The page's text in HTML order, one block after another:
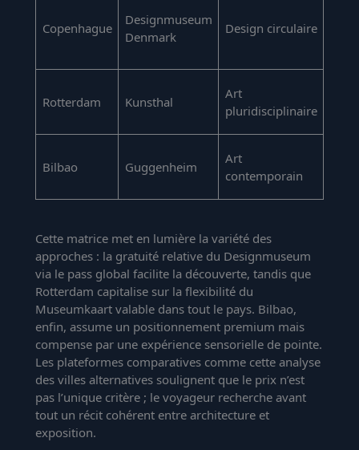
Copenhague
Designmuseum
Denmark
Design circulaire
Rotterdam Kunsthal
Art
pluridisciplinaire
Bilbao Guggenheim
Art
contemporain
Cette matrice met en lumière la variété des
approches : la gratuité relative du Designmuseum
via le pass global facilite la découverte, tandis que
Rotterdam capitalise sur la flexibilité du
Museumkaart valable dans tout le pays. Bilbao,
enfin, assume un positionnement premium mais
compense par une expérience sensorielle de pointe.
Les plateformes comparatives comme cette analyse
des villes alternatives soulignent que le prix n’est
pas l’unique critère ; le voyageur recherche avant
tout un récit cohérent entre architecture et
exposition.